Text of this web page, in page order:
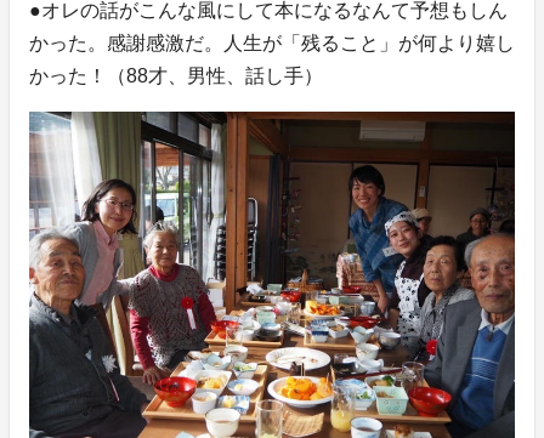
●オレの話がこんな風にして本になるなんて予想もしん
かった。感謝感激だ。人生が「残ること」が何より嬉し
かった！（88才、男性、話し手）